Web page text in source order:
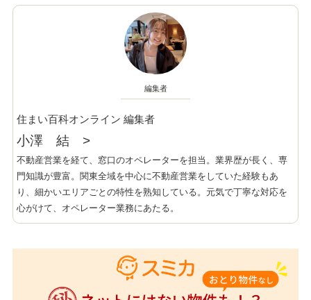
編集者
住まい百科オンライン 編集者
小澤 結 >
不動産営業を経て、窓口のオペレーターを担当。業界歴が長く、専
門知識が豊富。関東全域を中心に不動産営業をしていた経験もあ
り、細かいエリアごとの特性を熟知している。元気で丁寧な対応を
心がけて、オペレーター業務にあたる。